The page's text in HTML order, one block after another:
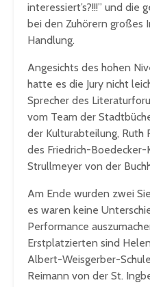
interessiert’s?!!!” und die
bei den Zuhörern großes
Handlung.
Angesichts des hohen
hatte es die Jury nicht
Sprecher des
vom Team der
der Kulturabteilung, Ruth
des Friedrich-Boedecker-
Strullmeyer von der
Am Ende wurden zwei
es waren keine
Performance
Erstplatzierten sind
Albert-Weisgerber-
Reimann von der St.